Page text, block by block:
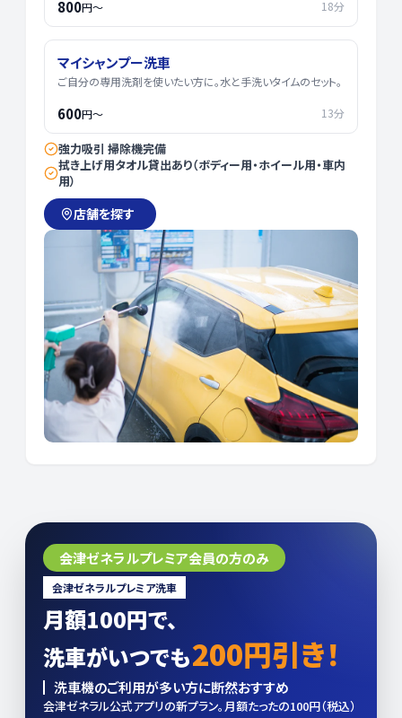
800円〜 18分
マイシャンプー洗車
ご自分の専用洗剤を使いたい方に。水と手洗いタイムのセット。
600円〜 13分
強力吸引 掃除機完備
拭き上げ用タオル貸出あり（ボディー用・ホイール用・車内
用）
店舗を探す
会津ゼネラルプレミア会員の方のみ
会津ゼネラルプレミア洗車
月額100円で、
洗車がいつでも200円引き！
洗車機のご利用が多い方に断然おすすめ
会津ゼネラル公式アプリの新プラン。月額たったの100円（税込）